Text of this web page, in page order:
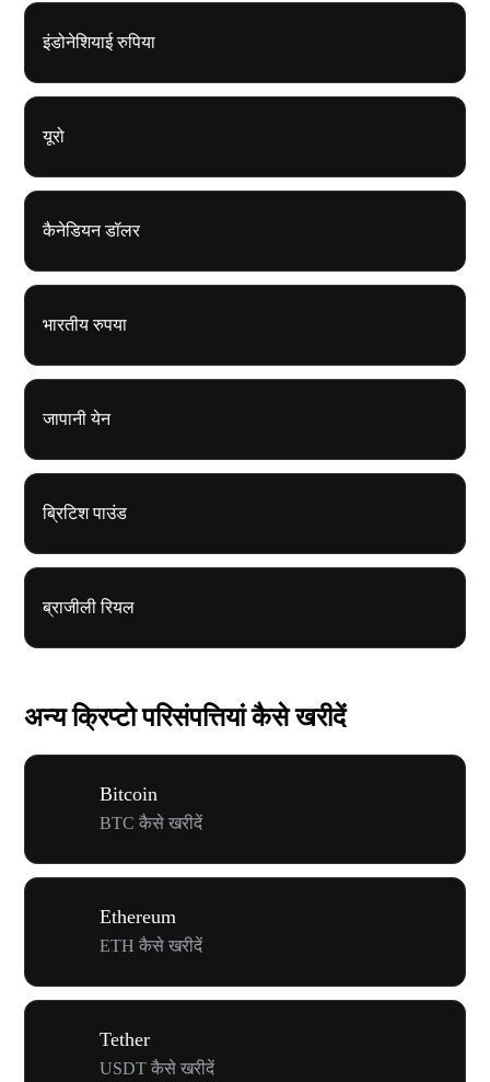
इंडोनेशियाई रुपिया
यूरो
कैनेडियन डॉलर
भारतीय रुपया
जापानी येन
ब्रिटिश पाउंड
ब्राजीली रियल
अन्य क्रिप्टो परिसंपत्तियां कैसे खरीदें
Bitcoin
BTC कैसे खरीदें
Ethereum
ETH कैसे खरीदें
Tether
USDT कैसे खरीदें